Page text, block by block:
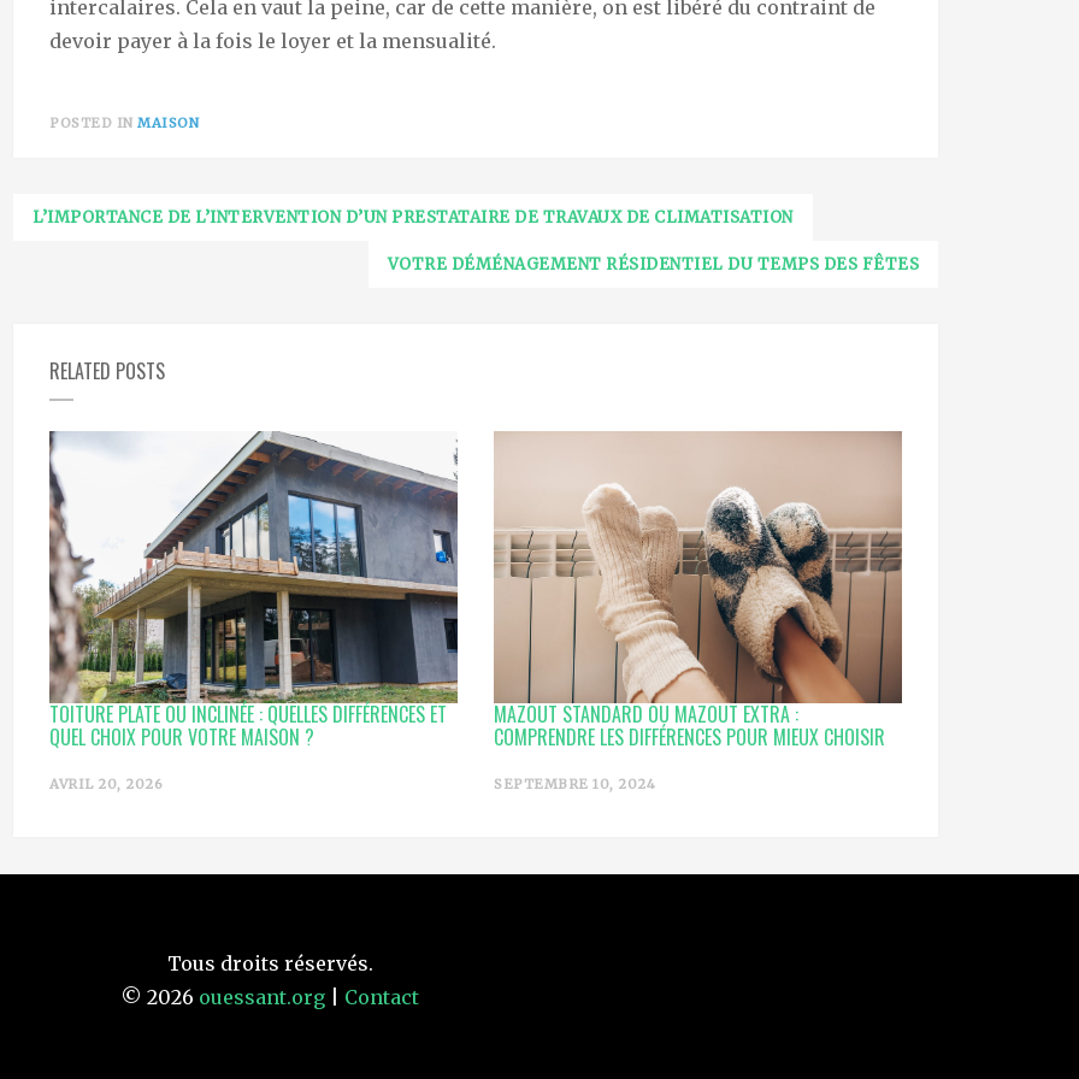
intercalaires. Cela en vaut la peine, car de cette manière, on est libéré du contraint de
devoir payer à la fois le loyer et la mensualité.
POSTED IN MAISON
Navigation
L’IMPORTANCE DE L’INTERVENTION D’UN PRESTATAIRE DE TRAVAUX DE CLIMATISATION
VOTRE DÉMÉNAGEMENT RÉSIDENTIEL DU TEMPS DES FÊTES
RELATED POSTS
TOITURE PLATE OU INCLINÉE : QUELLES DIFFÉRENCES ET
QUEL CHOIX POUR VOTRE MAISON ?
AVRIL 20, 2026
MAZOUT STANDARD OU MAZOUT EXTRA :
COMPRENDRE LES DIFFÉRENCES POUR MIEUX CHOISIR
SEPTEMBRE 10, 2024
Tous droits réservés.
© 2026 ouessant.org Contact